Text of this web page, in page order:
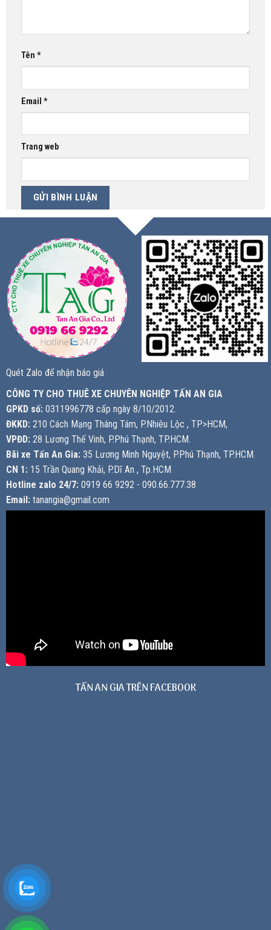
Tên *
Email *
Trang web
Quét Zalo để nhận báo giá
CÔNG TY CHO THUÊ XE CHUYÊN NGHIỆP TẤN AN GIA
GPKD số: 0311996778 cấp ngày 8/10/2012.
ĐKKD: 210 Cách Mạng Tháng Tám, P.Nhiêu Lộc , TP>HCM,
VPĐD: 28 Lương Thế Vinh, P.Phú Thạnh, TP.HCM.
Bãi xe Tấn An Gia: 35 Lương Minh Nguyệt, P.Phú Thạnh, TP.HCM.
CN 1: 15 Trần Quang Khải, P.Dĩ An , Tp.HCM
Hotline zalo 24/7: 0919 66 9292 - 090.66.777.38
Email: tanangia@gmail.com
TẤN AN GIA TRÊN FACEBOOK